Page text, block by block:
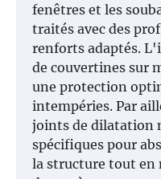
fenêtres et les
traités avec des
renforts adaptés.
de couvertines sur
une protection
intempéries. Par
joints de dilatation
spécifiques pour
la structure tout